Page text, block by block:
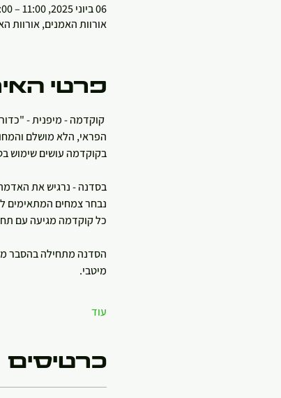
06 ביוני 2025, 11:00 – 13:00
אורוות האמנים, אורוות
פרטי
קוקדמה - מיפנית -
הפראי, הלא מושלם
בקוקדמה עושים שימוש
בסדנה - נרגיש את האדמה בידיים ונלמד את
נבחר צמחים המתאימים
כל קוקדמה מגיעה עם
הסדנה מתחילה בהסבר
מיטבי.
עוד
כרטיסים